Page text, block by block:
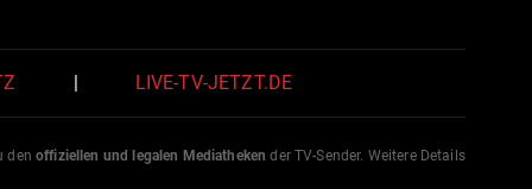
LIVE-TV-JETZT.DE
den offiziellen und legalen Mediatheken der TV-Sender. Weitere Details